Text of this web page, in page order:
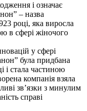
і означає
– назва
році, яка виросла
в сфері жіночого
у сфері
була придбана
і стала частиною
компанія взяла
зв’язки з минулим
справі